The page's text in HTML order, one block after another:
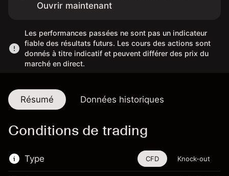
Ouvrir maintenant
Les performances passées ne sont pas un indicateur
fiable des résultats futurs. Les cours des actions sont
donnés à titre indicatif et peuvent différer des prix du
marché en direct.
Résumé Données historiques
Conditions de trading
Type CFD Knock-out